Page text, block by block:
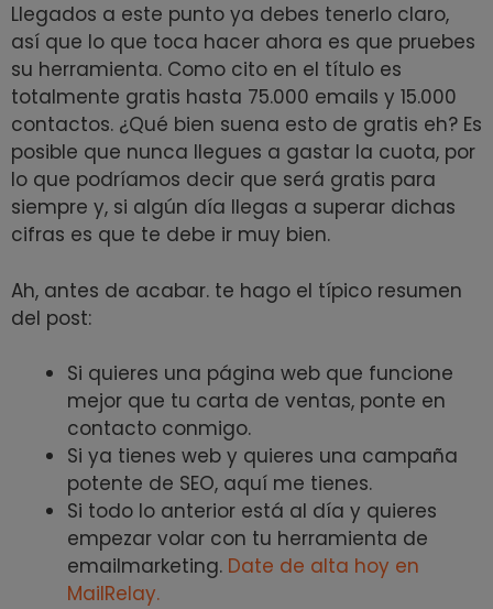
Llegados a este punto ya debes tenerlo claro,
así que lo que toca hacer ahora es que pruebes
su herramienta. Como cito en el título es
totalmente gratis hasta 75.000 emails y 15.000
contactos. ¿Qué bien suena esto de gratis eh? Es
posible que nunca llegues a gastar la cuota, por
lo que podríamos decir que será gratis para
siempre y, si algún día llegas a superar dichas
cifras es que te debe ir muy bien.
Ah, antes de acabar. te hago el típico resumen
del post:
Si quieres una página web que funcione
mejor que tu carta de ventas, ponte en
contacto conmigo.
Si ya tienes web y quieres una campaña
potente de SEO, aquí me tienes.
Si todo lo anterior está al día y quieres
empezar volar con tu herramienta de
emailmarketing. Date de alta hoy en
MailRelay.